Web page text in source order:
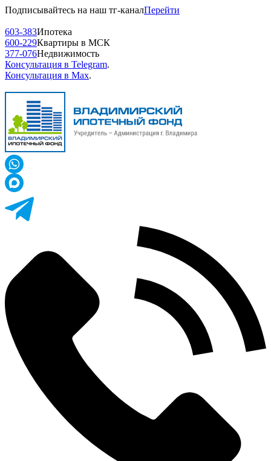
Подписывайтесь на наш тг-каналПерейти
603-383Ипотека
600-229Квартиры в МСК
377-076Недвижимость
Консультация в Telegram.
Консультация в Max.